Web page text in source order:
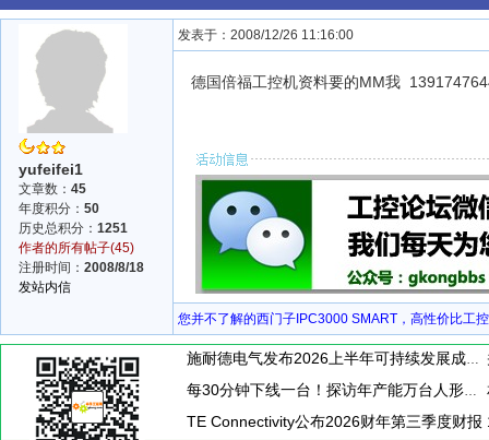
yufeifei1
文章数： 45
年度积分： 50
历史总积分： 1251
作者的所有帖子(45)
注册时间： 2008/8/18
发站内信
发表于：2008/12/26 11:16:00
德国倍福工控机资料要的MM我
您并不了解的西门子IPC3000 SMART，高性价比工
施耐德电气发布2026上半年可持续发展成绩单 "Impact 2030"路线图开局稳健
每30分钟下线一台！探访年产能万台人形机器人工厂
TE Connectivity公布2026财年第三季度财报